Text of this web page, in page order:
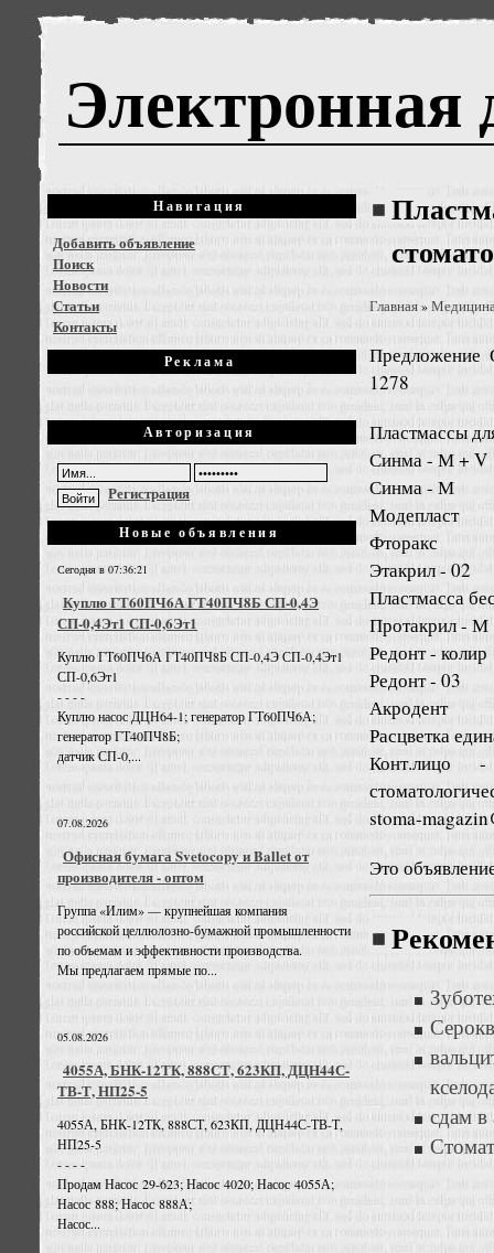
Электронная
Навигация
Добавить объявление
Поиск
Новости
Статьи
Контакты
Реклама
Авторизация
Регистрация
Новые объявления
Сегодня в 07:36:21
Куплю ГТ60ПЧ6А ГТ40ПЧ8Б СП-0,4Э
СП-0,4Эт1 СП-0,6Эт1
Куплю ГТ60ПЧ6А ГТ40ПЧ8Б СП-0,4Э СП-0,4Эт1
СП-0,6Эт1
- - - -
Куплю насос ДЦН64-1; генератор ГТ60ПЧ6А;
генератор ГТ40ПЧ8Б;
датчик СП-0,...
07.08.2026
Офисная бумага Svetocopy и Ballet от
производителя - оптом
Группа «Илим» — крупнейшая компания
российской целлюлозно-бумажной промышленности
по объемам и эффективности производства.
Мы предлагаем прямые по...
05.08.2026
4055А, БНК-12ТК, 888СТ, 623КП, ДЦН44С-
ТВ-Т, НП25-5
4055А, БНК-12ТК, 888СТ, 623КП, ДЦН44С-ТВ-Т,
НП25-5
- - - -
Продам Насос 29-623; Насос 4020; Насос 4055А;
Насос 888; Насос 888А;
Насос...
Главная»
Предложение
1278
Пластмассы
Синма - М + V
Синма - М
Модепласт
Фторакс
Этакрил - 02
Пластмасса
Протакрил - М
Редонт - колир
Редонт - 03
Акродент
Расцветка
Конт.лицо
stoma-
Это
сдам в